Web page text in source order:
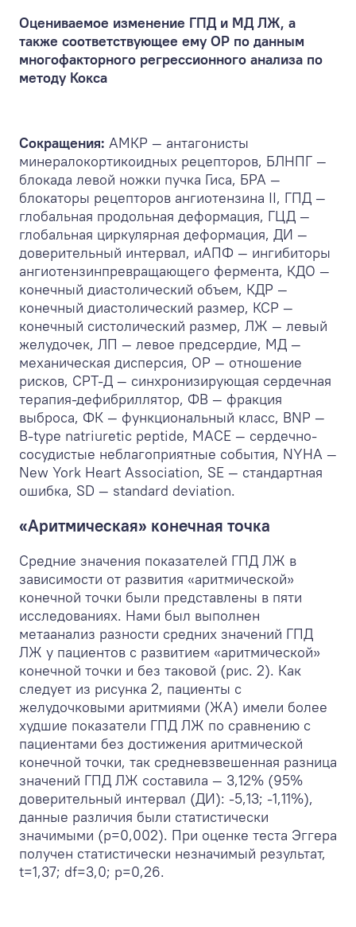
Оцениваемое изменение ГПД и МД ЛЖ, а
также соответствующее ему ОР по данным
многофакторного регрессионного анализа по
методу Кокса
Сокращения: АМКР — антагонисты
минералокортикоидных рецепторов, БЛНПГ —
блокада левой ножки пучка Гиса, БРА —
блокаторы рецепторов ангиотензина II, ГПД —
глобальная продольная деформация, ГЦД —
глобальная циркулярная деформация, ДИ —
доверительный интервал, иАПФ — ингибиторы
ангиотензинпревращающего фермента, КДО —
конечный диастолический объем, КДР —
конечный диастолический размер, КСР —
конечный систолический размер, ЛЖ — левый
желудочек, ЛП — левое предсердие, МД —
механическая дисперсия, ОР — отношение
рисков, СРТ-Д — синхронизирующая сердечная
терапия-дефибриллятор, ФВ — фракция
выброса, ФК — функциональный класс, BNP —
B-type natriuretic peptide, MACE — сердечно-
сосудистые неблагоприятные события, NYHA —
New York Heart Association, SE — стандартная
ошибка, SD — standard deviation.
«Аритмическая» конечная точка
Средние значения показателей ГПД ЛЖ в
зависимости от развития «аритмической»
конечной точки были представлены в пяти
исследованиях. Нами был выполнен
метаанализ разности средних значений ГПД
ЛЖ у пациентов c развитием «аритмической»
конечной точки и без таковой (рис. 2). Как
следует из рисунка 2, пациенты с
желудочковыми аритмиями (ЖА) имели более
худшие показатели ГПД ЛЖ по сравнению с
пациентами без достижения аритмической
конечной точки, так средневзвешенная разница
значений ГПД ЛЖ составила — 3,12% (95%
доверительный интервал (ДИ): -5,13; -1,11%),
данные различия были статистически
значимыми (р=0,002). При оценке теста Эггера
получен статистически незначимый результат,
t=1,37; df=3,0; p=0,26.